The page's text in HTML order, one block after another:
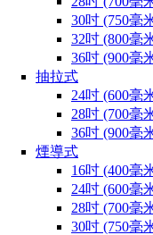
30吋 (750毫
32吋 (800毫
36吋 (900毫
抽拉式
24吋 (600毫
28吋 (700毫
36吋 (900毫
煙導式
16吋 (400毫
24吋 (600毫
28吋 (700毫
30吋 (750毫